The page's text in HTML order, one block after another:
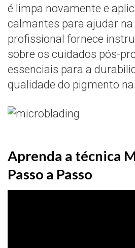
é limpa novamente e
calmantes para ajudar
profissional fornece
sobre os cuidados pós-
essenciais para a
qualidade do pigmento
Aprenda a técnica
Passo a Passo